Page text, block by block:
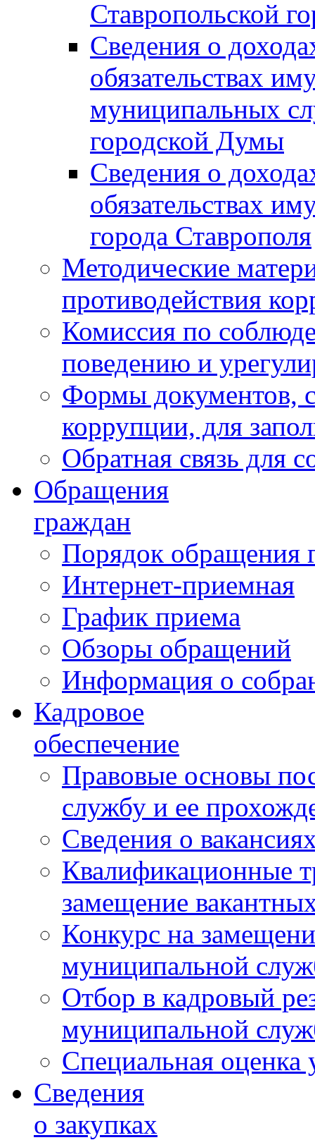
Ставропольской
Сведения о
обязательствах
муниципальных
городской Думы
Сведения о
обязательствах
города Ставрополя
Методические
противодействия
Комиссия по
поведению и
Формы документов,
коррупции, для
Обратная связь для
Обращения
граждан
Порядок обращения
Интернет-приемная
График приема
Обзоры обращений
Информация о
Кадровое
обеспечение
Правовые основы
службу и ее
Сведения о
Квалификационные
замещение
Конкурс на
муниципальной
Отбор в кадровый
муниципальной
Специальная оценка
Сведения
о закупках